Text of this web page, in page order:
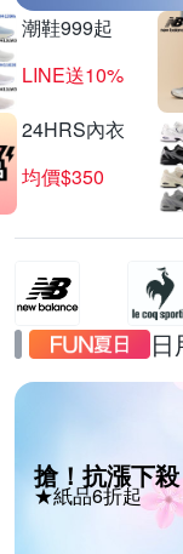
潮鞋999起
LINE送10%
24HRS內衣
均價$350
搶！抗漲下殺
★紙品6折起